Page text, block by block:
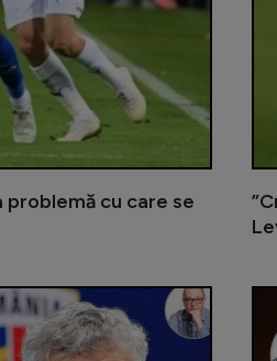
problemă cu care se
”Bună